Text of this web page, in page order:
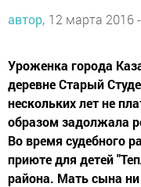
автор, 12 марта 2016
Уроженка города
деревне Старый
нескольких лет не
образом задолжала
Во время судебного
приюте для детей
района. Мать сына